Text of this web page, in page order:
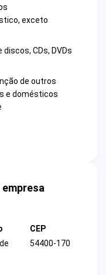
exceto
CDs, DVDs
de outros
e domésticos
CEP
54400-170